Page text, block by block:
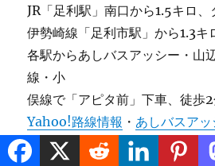
JR「足利駅」南口から1.5キロ
伊勢崎線「足利市駅」から1.3キ
各駅からあしバスアッシー・山
線・小
俣線で「アピタ前」下車、徒歩2
Yahoo!路線情報 ・ あしバスア